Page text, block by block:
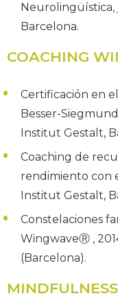
Neurolingüística,
Barcelona.
COACHING
Certificación en
Besser-
Institut Gestalt,
Coaching de
rendimiento con
Institut Gestalt,
Constelaciones
WingwaveⓇ ,
(Barcelona).
MINDFULNESS